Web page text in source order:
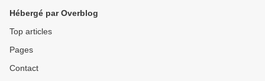
Hébergé par Overblog
Top articles
Pages
Contact